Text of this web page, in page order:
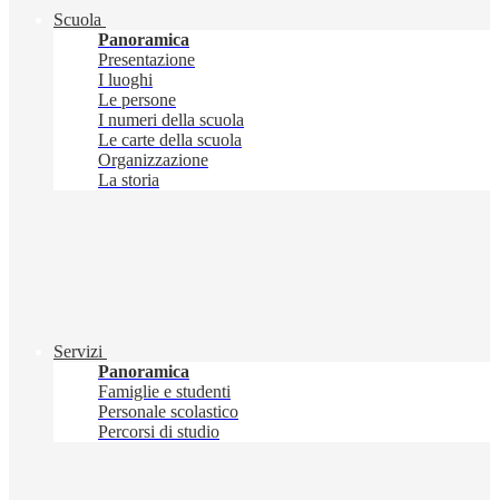
Scuola
Panoramica
Presentazione
I luoghi
Le persone
I numeri della scuola
Le carte della scuola
Organizzazione
La storia
Servizi
Panoramica
Famiglie e studenti
Personale scolastico
Percorsi di studio